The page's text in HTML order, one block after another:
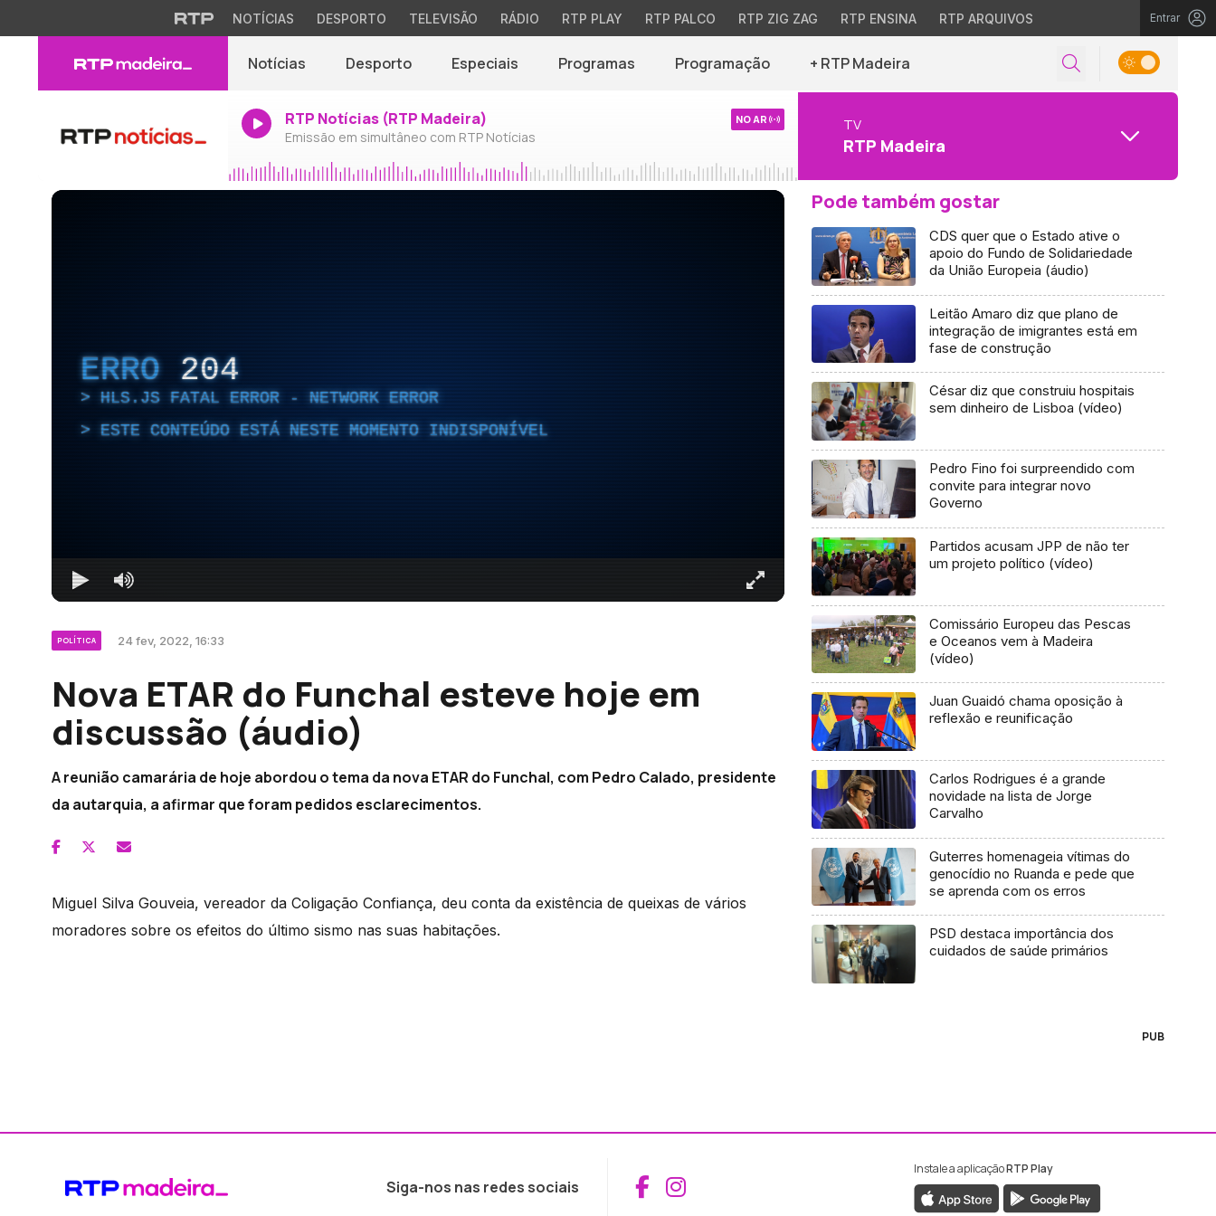
NOTÍCIAS DESPORTO TELEVISÃO RÁDIO RTP PLAY RTP PALCO RTP ZIG ZAG RTP ENSINA RTP ARQUIVOS Entrar
Notícias Desporto Especiais Programas Programação + RTP Madeira
RTP Notícias (RTP Madeira)
Emissão em simultâneo com RTP Notícias
NO AR TV
RTP Madeira
ERRO 204
HLS.JS FATAL ERROR - NETWORK ERROR
ESTE CONTEÚDO ESTÁ NESTE MOMENTO INDISPONÍVEL
POLÍTICA 24 fev, 2022, 16:33
Nova ETAR do Funchal esteve hoje em
discussão (áudio)
A reunião camarária de hoje abordou o tema da nova ETAR do Funchal, com Pedro Calado, presidente
da autarquia, a afirmar que foram pedidos esclarecimentos.
Miguel Silva Gouveia, vereador da Coligação Confiança, deu conta da existência de queixas de vários
moradores sobre os efeitos do último sismo nas suas habitações.
Pode também gostar
CDS quer que o Estado ative o
apoio do Fundo de Solidariedade
da União Europeia (áudio)
Leitão Amaro diz que plano de
integração de imigrantes está em
fase de construção
César diz que construiu hospitais
sem dinheiro de Lisboa (vídeo)
Pedro Fino foi surpreendido com
convite para integrar novo
Governo
Partidos acusam JPP de não ter
um projeto político (vídeo)
Comissário Europeu das Pescas
e Oceanos vem à Madeira
(vídeo)
Juan Guaidó chama oposição à
reflexão e reunificação
Carlos Rodrigues é a grande
novidade na lista de Jorge
Carvalho
Guterres homenageia vítimas do
genocídio no Ruanda e pede que
se aprenda com os erros
PSD destaca importância dos
cuidados de saúde primários
PUB
Siga-nos nas redes sociais Aceder ao Facebook da RTP Madeira
Aceder ao Instagram da RTP Madeira
Instale a aplicaçãoRTP Play